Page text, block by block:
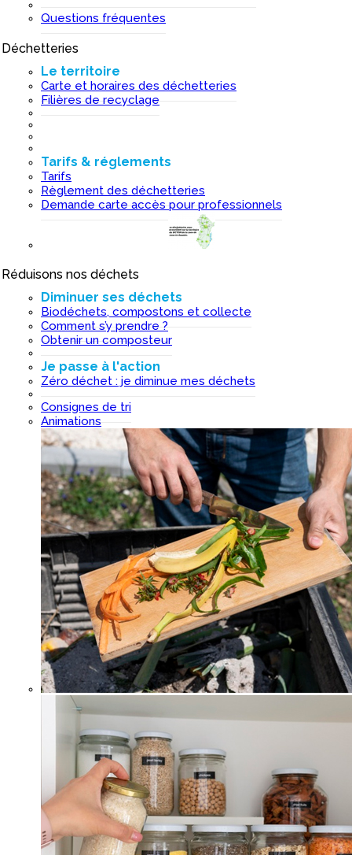
Questions fréquentes
Déchetteries
Le territoire
Carte et horaires des déchetteries
Filières de recyclage
Tarifs & réglements
Tarifs
Règlement des déchetteries
Demande carte accès pour professionnels
Réduisons nos déchets
Diminuer ses déchets
Biodéchets, compostons et collecte
Comment s’y prendre ?
Obtenir un composteur
Je passe à l'action
Zéro déchet : je diminue mes déchets
Consignes de tri
Animations